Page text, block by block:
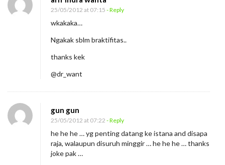
O
n
g
p
u
n
g
25/05/2012 at 07:15 - Reply
wkakaka…
Ngakak sblm braktifitas..
thanks kek
@dr_want
gun gun
25/05/2012 at 07:22 - Reply
he he he … yg penting datang ke istana and disapa
raja, walaupun disuruh minggir … he he he … thanks
joke pak …